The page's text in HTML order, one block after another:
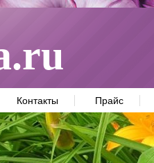
Контакты Прайс